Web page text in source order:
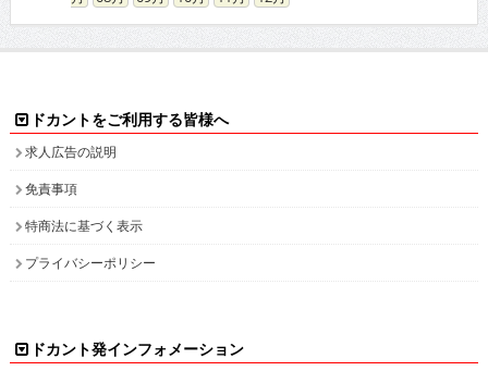
ドカントをご利用する皆様へ
求人広告の説明
免責事項
特商法に基づく表示
プライバシーポリシー
ドカント発インフォメーション